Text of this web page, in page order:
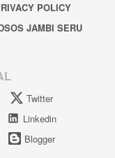
POLICY
JAMBI SERU
Twitter
Linkedin
Blogger